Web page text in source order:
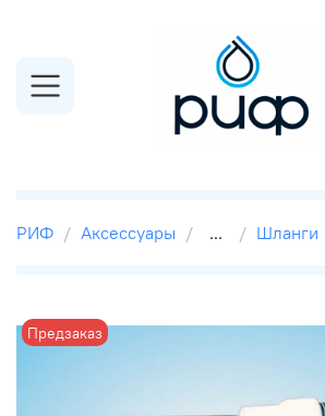
РИФ Аксессуары ... Шланги
Предзаказ